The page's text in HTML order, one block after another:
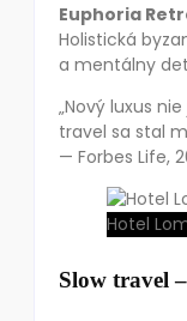
Euphoria
Holistická
a mentálny
„Nový luxus
travel sa stal
— Forbes Life,
Hotel
Slow travel